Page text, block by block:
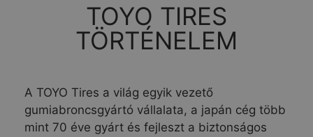
TOYO TIRES
TÖRTÉNELEM
A TOYO Tires a világ egyik vezető
gumiabroncsgyártó vállalata, a japán cég több
mint 70 éve gyárt és fejleszt a biztonságos